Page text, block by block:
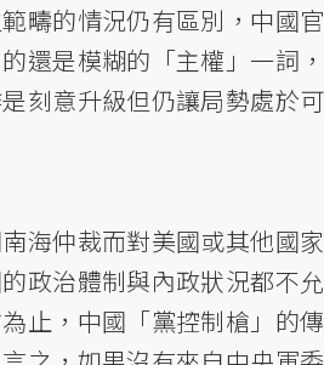
疇的情況仍有區別，中國官
還是模糊的「主權」一詞，
刻意升級但仍讓局勢處於可
海仲裁而對美國或其他國家
政治體制與內政狀況都不允
止，中國「黨控制槍」的傳